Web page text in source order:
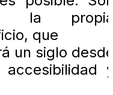
la
que
un siglo